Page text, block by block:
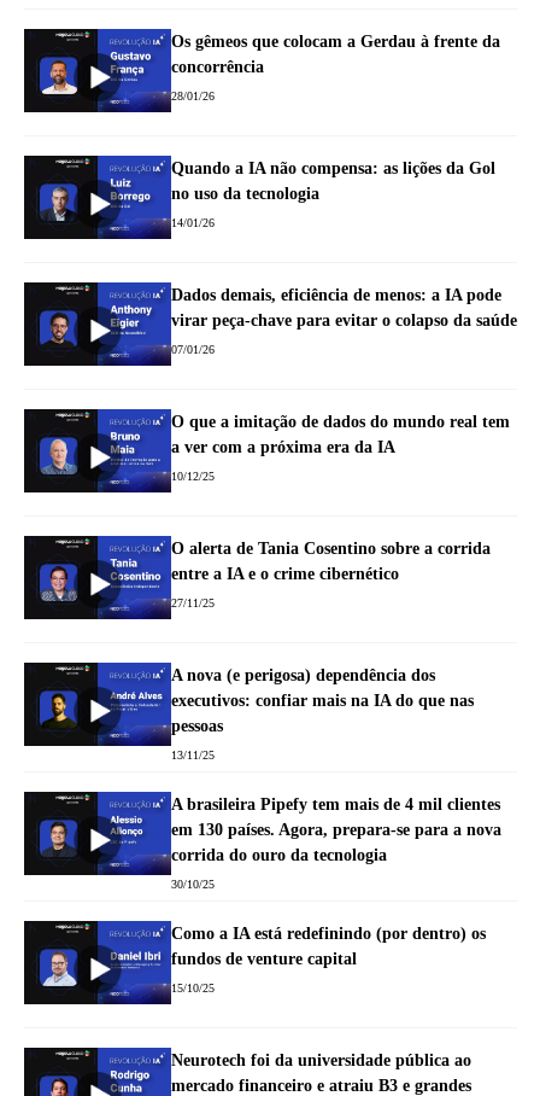
Os gêmeos que colocam a Gerdau à frente da
concorrência
28/01/26
Quando a IA não compensa: as lições da Gol
no uso da tecnologia
14/01/26
Dados demais, eficiência de menos: a IA pode
virar peça-chave para evitar o colapso da saúde
07/01/26
O que a imitação de dados do mundo real tem
a ver com a próxima era da IA
10/12/25
O alerta de Tania Cosentino sobre a corrida
entre a IA e o crime cibernético
27/11/25
A nova (e perigosa) dependência dos
executivos: confiar mais na IA do que nas
pessoas
13/11/25
A brasileira Pipefy tem mais de 4 mil clientes
em 130 países. Agora, prepara-se para a nova
corrida do ouro da tecnologia
30/10/25
Como a IA está redefinindo (por dentro) os
fundos de venture capital
15/10/25
Neurotech foi da universidade pública ao
mercado financeiro e atraiu B3 e grandes